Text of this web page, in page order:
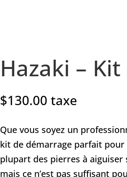
Hazaki –
$130.00 taxe
Que vous soyez un
kit de démarrage parfait pour
plupart des pierres à
mais ce n’est pas suffisant